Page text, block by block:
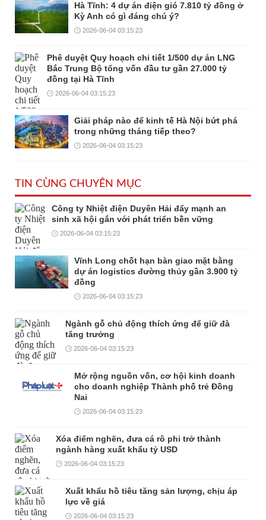
Hà Tĩnh: 4 dự án điện gió 7.810 tỷ đồng ở
Kỳ Anh có gì đáng chú ý?
2026-06-04 03:15:23
Phê duyệt Quy hoạch chi tiết 1/500 dự án LNG
Bắc Trung Bộ tổng vốn đầu tư gần 27.000 tỷ
đồng tại Hà Tĩnh
2026-06-04 03:15:23
Giải pháp nào để kinh tế Hà Nội bứt phá
trong những tháng tiếp theo?
2026-06-04 03:15:23
TIN CÙNG CHUYÊN MỤC
Công ty Nhiệt điện Duyên Hải đẩy mạnh an
sinh xã hội gắn với phát triển bền vững
2026-06-04 03:15:23
Vĩnh Long chốt hạn bàn giao mặt bằng
dự án logistics đường thủy gần 3.900 tỷ
đồng
2026-06-04 03:15:23
Ngành gỗ chủ động thích ứng để giữ đà
tăng trưởng
2026-06-04 03:15:23
Mở rộng nguồn vốn, cơ hội kinh doanh
cho doanh nghiệp Thành phố trẻ Đồng
Nai
2026-06-04 03:15:23
Xóa điểm nghẽn, đưa cá rô phi trở thành
ngành hàng xuất khẩu tỷ USD
2026-06-04 03:15:23
Xuất khẩu hồ tiêu tăng sản lượng, chịu áp
lực về giá
2026-06-04 03:15:23